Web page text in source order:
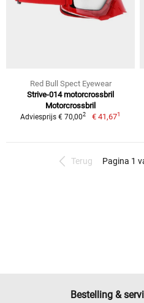
Red Bull Spect Eyewear
Strive-014 motorcrossbril
Motorcrossbril
Adviesprijs € 70,002 € 41,671
Terug Pagina 1
Bestelling &